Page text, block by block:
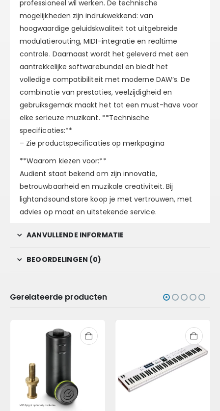
professioneel wil werken. De technische
mogelijkheden zijn indrukwekkend: van
hoogwaardige geluidskwaliteit tot uitgebreide
modulatierouting, MIDI-integratie en realtime
controle. Daarnaast wordt het geleverd met een
aantrekkelijke softwarebundel en biedt het
volledige compatibiliteit met moderne DAW’s. De
combinatie van prestaties, veelzijdigheid en
gebruiksgemak maakt het tot een must-have voor
elke serieuze muzikant. **Technische
specificaties:**
– Zie productspecificaties op merkpagina
**Waarom kiezen voor:**
Audient staat bekend om zijn innovatie,
betrouwbaarheid en muzikale creativiteit. Bij
lightandsound.store koop je met vertrouwen, met
advies op maat en uitstekende service.
AANVULLENDE INFORMATIE
BEOORDELINGEN (0)
Gerelateerde producten